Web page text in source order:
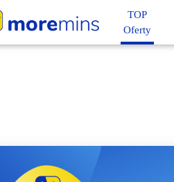
TOP
Oferty